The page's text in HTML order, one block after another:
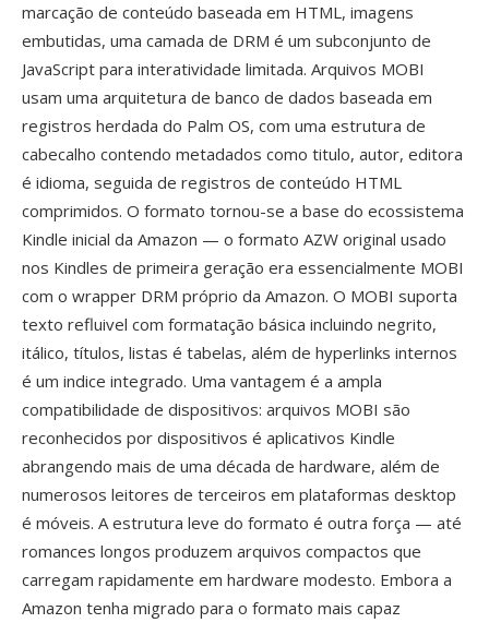
marcação de conteúdo baseada em HTML, imagens
embutidas, uma camada de DRM é um subconjunto de
JavaScript para interatividade limitada. Arquivos MOBI
usam uma arquitetura de banco de dados baseada em
registros herdada do Palm OS, com uma estrutura de
cabecalho contendo metadados como titulo, autor, editora
é idioma, seguida de registros de conteúdo HTML
comprimidos. O formato tornou-se a base do ecossistema
Kindle inicial da Amazon — o formato AZW original usado
nos Kindles de primeira geração era essencialmente MOBI
com o wrapper DRM próprio da Amazon. O MOBI suporta
texto refluivel com formatação básica incluindo negrito,
itálico, títulos, listas é tabelas, além de hyperlinks internos
é um indice integrado. Uma vantagem é a ampla
compatibilidade de dispositivos: arquivos MOBI são
reconhecidos por dispositivos é aplicativos Kindle
abrangendo mais de uma década de hardware, além de
numerosos leitores de terceiros em plataformas desktop
é móveis. A estrutura leve do formato é outra força — até
romances longos produzem arquivos compactos que
carregam rapidamente em hardware modesto. Embora a
Amazon tenha migrado para o formato mais capaz